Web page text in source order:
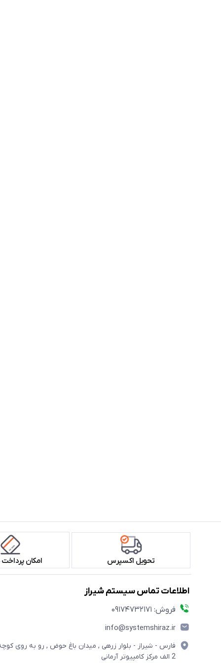
تحویل اکسپرس امکان
اطلاعات تماس سیستم شیراز
فروش: 09174732171
info@systemshiraz.ir
فارس - شیراز - بلوار زرهی , میدان باغ حوض , رو به روی
2 الف مرکز کامپیوتر آرمانی